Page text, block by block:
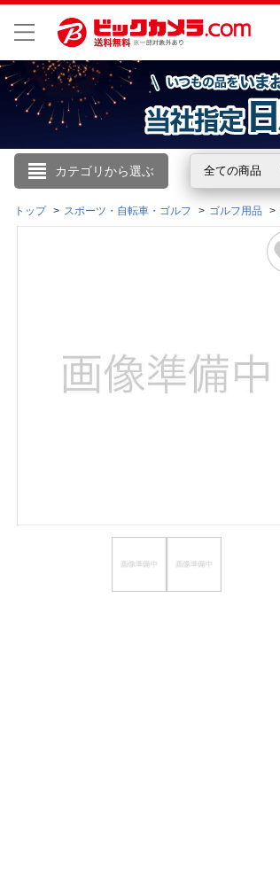
カテゴリから選ぶ 全ての商品
こんにちは
ログイン
閲覧履歴
トップ スポーツ・自転車・ゴルフ ゴルフ用品